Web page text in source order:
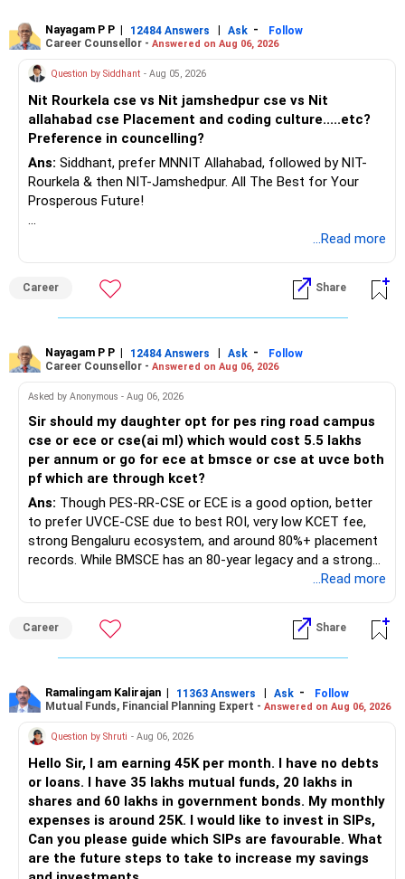
Nayagam P P | 12484 Answers | Ask -
Follow
Career Counsellor - Answered on Aug 06, 2026
Question by Siddhant - Aug 05, 2026
Nit Rourkela cse vs Nit jamshedpur cse vs Nit
allahabad cse Placement and coding culture.....etc?
Preference in councelling?
Ans: Siddhant, prefer MNNIT Allahabad, followed by NIT-
Rourkela & then NIT-Jamshedpur. All The Best for Your
Prosperous Future!
Follow RediffGURUS to Know More on 'Careers | Money |
...Read more
Career Share
Nayagam P P | 12484 Answers | Ask -
Follow
Career Counsellor - Answered on Aug 06, 2026
Asked by Anonymous - Aug 06, 2026
Sir should my daughter opt for pes ring road campus
cse or ece or cse(ai ml) which would cost 5.5 lakhs
per annum or go for ece at bmsce or cse at uvce both
pf which are through kcet?
Ans: Though PES-RR-CSE or ECE is a good option, better
to prefer UVCE-CSE due to best ROI, very low KCET fee,
strong Bengaluru ecosystem, and around 80%+ placement
records. While BMSCE has an 80-year legacy and a strong
alumni network, you should carefully weigh the ECE branch
numbers may impact the individual attention and
placement opportunities compared to previous years,
making it a potentially lower priority on your list. All The
Follow RediffGURUS to Know More on 'Careers | Money |
Health | Relationships'.
...Read more
Career Share
Ramalingam Kalirajan | 11363 Answers | Ask -
Follow
Mutual Funds, Financial Planning Expert - Answered on Aug 06, 2026
Question by Shruti - Aug 06, 2026
Hello Sir, I am earning 45K per month. I have no debts
or loans. I have 35 lakhs mutual funds, 20 lakhs in
shares and 60 lakhs in government bonds. My monthly
expenses is around 25K. I would like to invest in SIPs,
Can you please guide which SIPs are favourable. What
are the future steps to take to increase my savings